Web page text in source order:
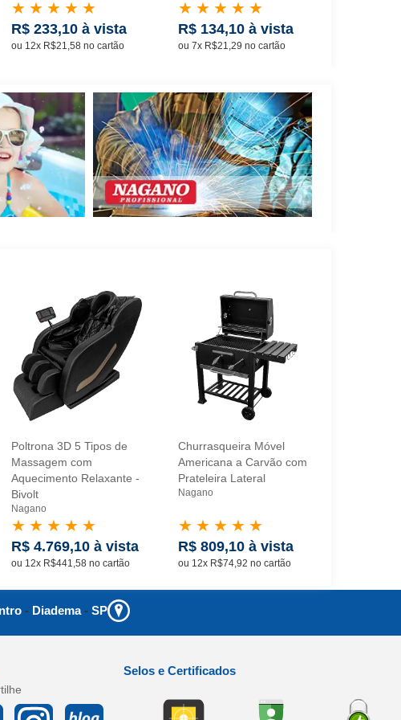
★ ★ ★ ★ ★
R$ 233,10 à vista
ou 12x R$21,58 no cartão
★ ★ ★ ★ ★
R$ 134,10 à vista
ou 7x R$21,29 no cartão
Poltrona 3D 5 Tipos de
Massagem com
Aquecimento Relaxante -
Bivolt
Nagano
★ ★ ★ ★ ★
R$ 4.769,10 à vista
ou 12x R$441,58 no cartão
Churrasqueira Móvel
Americana a Carvão com
Prateleira Lateral
Nagano
★ ★ ★ ★ ★
R$ 809,10 à vista
ou 12x R$74,92 no cartão
- Diadema- SP
Selos e Certificados